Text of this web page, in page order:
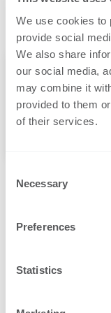
We use cookies to
provide social
We also share
our social media,
may combine it
provided to them
of their services.
Selection
Necessary
Preferences
Statistics
als het inloggen
Met de
verschuiven we
individuele